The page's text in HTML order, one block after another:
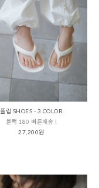
플립 SHOES - 3 COLOR
블랙 180 빠른배송 !
27,200원